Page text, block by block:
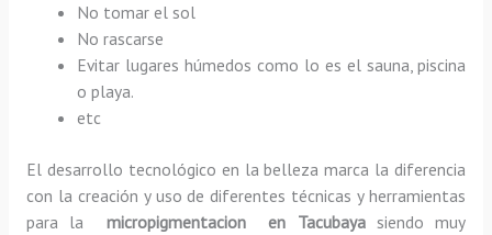
No tomar el sol
No rascarse
Evitar lugares húmedos como lo es el sauna, piscina
o playa.
etc
El desarrollo tecnológico en la belleza marca la diferencia
con la creación y uso de diferentes técnicas y herramientas
para la micropigmentacion en Tacubayasiendo muy